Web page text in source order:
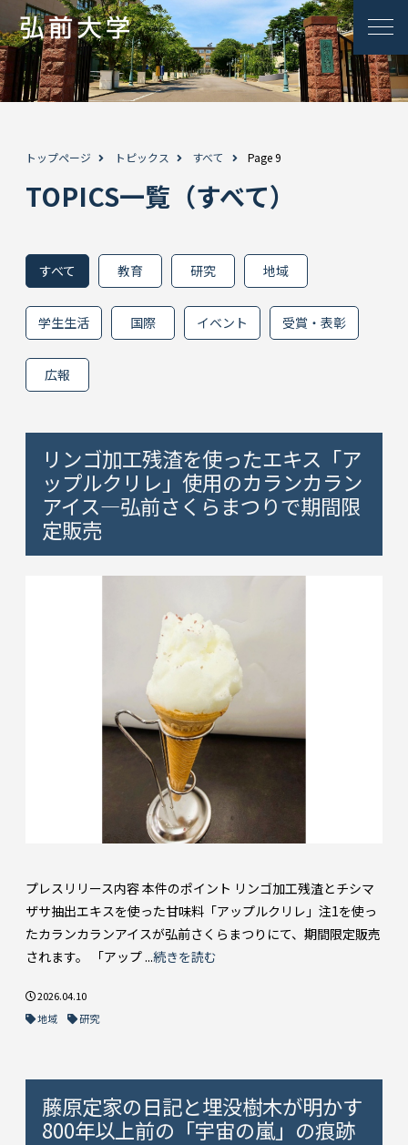
トップページ トピックス すべて Page 9
TOPICS一覧（すべて）
すべて 教育 研究 地域
学生生活 国際 イベント 受賞・表彰
広報
リンゴ加工残渣を使ったエキス「ア
ップルクリレ」使用のカランカラン
アイス―弘前さくらまつりで期間限
定販売
プレスリリース内容 本件のポイント リンゴ加工残渣とチシマ
ザサ抽出エキスを使った甘味料「アップルクリレ」注1を使っ
たカランカランアイスが弘前さくらまつりにて、期間限定販売
されます。 「アップ ...続きを読む
2026.04.10
地域
研究
藤原定家の日記と埋没樹木が明かす
800年以上前の「宇宙の嵐」の痕跡